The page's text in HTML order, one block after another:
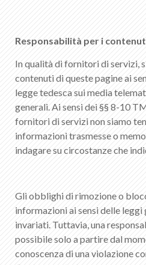
Responsabilità per i
In qualità di fornitori di servizi,
contenuti di queste pagine ai
legge tedesca sui media
generali. Ai sensi dei §§ 8-10
fornitori di servizi non siamo
informazioni trasmesse o
indagare su circostanze che
Gli obblighi di rimozione o
informazioni ai sensi delle leggi
invariati. Tuttavia, una
possibile solo a partire dal
conoscenza di una violazione